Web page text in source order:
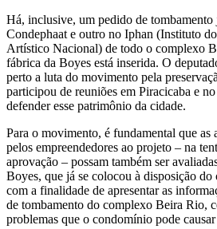
Há, inclusive, um pedido de
Condephaat e outro no Iphan (Instituto
Artístico Nacional) de todo o complexo
fábrica da Boyes está inserida. O
perto a luta do movimento pela
participou de reuniões em Piracicaba e
defender esse patrimônio da cidade.
Para o movimento, é fundamental que as
pelos empreendedores ao projeto – na
aprovação – possam também ser
Boyes, que já se colocou à disposição
com a finalidade de apresentar as
de tombamento do complexo Beira Rio,
problemas que o condomínio pode causar